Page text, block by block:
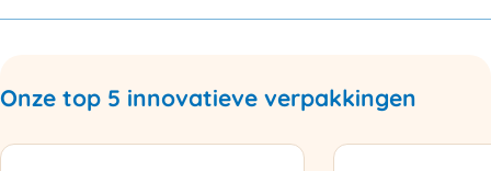
Onze top 5 innovatieve verpakkingen